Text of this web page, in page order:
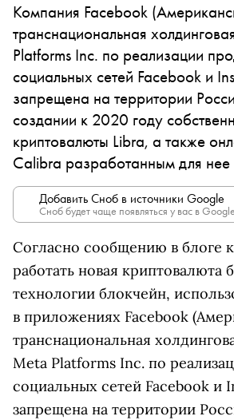
Компания Facebook
транснациональная
Platforms Inc. по реализации
социальных сетей Facebook и
запрещена на территории
создании к 2020 году
криптовалюты Libra, а также
Calibra разработанным для нее
Добавить Сноб в источники Google
Сноб будет чаще появляться у вас в
Согласно сообщению в блоге
работать новая криптовалюта
технологии блокчейн,
в приложениях Facebook
транснациональная
Meta Platforms Inc. по
социальных сетей Facebook и
запрещена на территории